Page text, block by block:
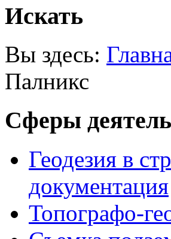
Искать
Вы здесь:
Палникс
Сферы
Геодезия в
документация
Топографо-